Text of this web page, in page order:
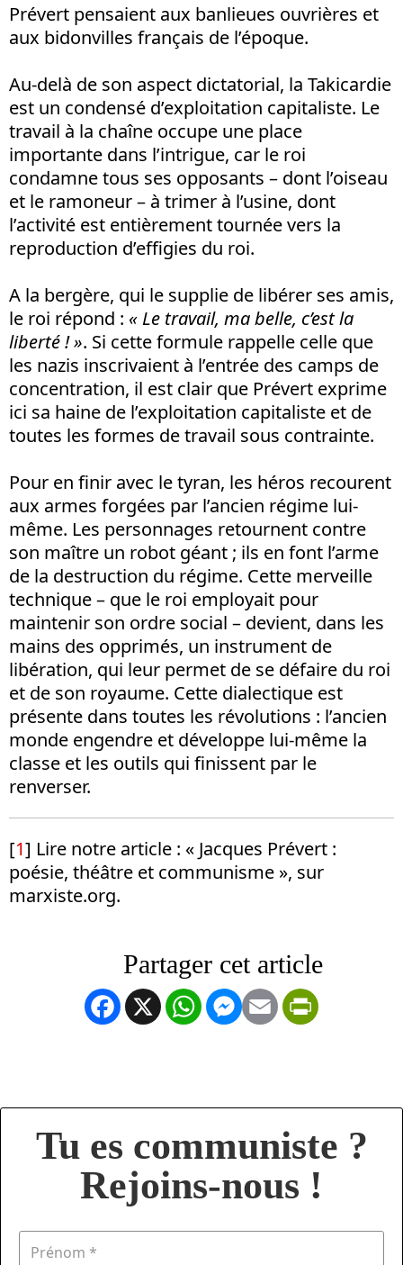
Prévert pensaient aux banlieues ouvrières et
aux bidonvilles français de l’époque.
Au-delà de son aspect dictatorial, la Takicardie
est un condensé d’exploitation capitaliste. Le
travail à la chaîne occupe une place
importante dans l’intrigue, car le roi
condamne tous ses opposants – dont l’oiseau
et le ramoneur – à trimer à l’usine, dont
l’activité est entièrement tournée vers la
reproduction d’effigies du roi.
A la bergère, qui le supplie de libérer ses amis,
le roi répond : « Le travail, ma belle, c’est la
liberté ! ». Si cette formule rappelle celle que
les nazis inscrivaient à l’entrée des camps de
concentration, il est clair que Prévert exprime
ici sa haine de l’exploitation capitaliste et de
toutes les formes de travail sous contrainte.
Pour en finir avec le tyran, les héros recourent
aux armes forgées par l’ancien régime lui-
même. Les personnages retournent contre
son maître un robot géant ; ils en font l’arme
de la destruction du régime. Cette merveille
technique – que le roi employait pour
maintenir son ordre social – devient, dans les
mains des opprimés, un instrument de
libération, qui leur permet de se défaire du roi
et de son royaume. Cette dialectique est
présente dans toutes les révolutions : l’ancien
monde engendre et développe lui-même la
classe et les outils qui finissent par le
renverser.
[1] Lire notre article : « Jacques Prévert :
poésie, théâtre et communisme », sur
marxiste.org.
Facebook
X WhatsApp
Messenger
Email
Tu es communiste ?
Rejoins-nous !